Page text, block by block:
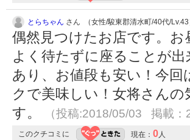
とらちゃん さん （女性/駿東郡清水町/40代/Lv.43
偶然見つけたお店です。
よく待たずに座ることが
あり、お値段も安い！今
クで美味しい！女将さん
す。
（投稿:2018/05/03 掲載：
このクチコミに 現在： 0人